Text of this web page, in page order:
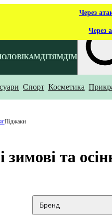
Через
Через
ДІТЯМДІМ
Що ти
Спорт Косметика
Піджаки
та
Бренд